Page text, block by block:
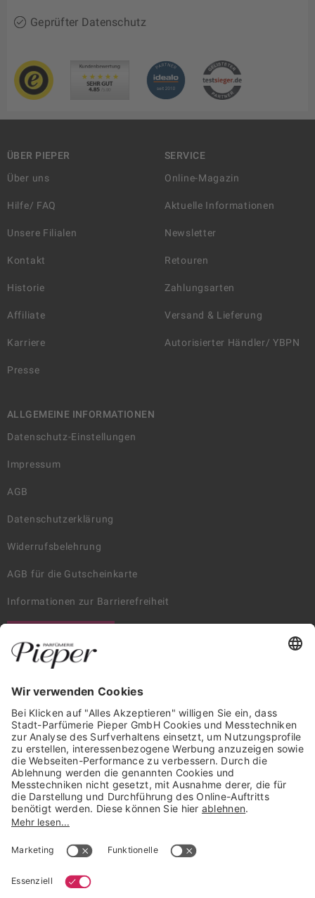
Geprüfter Datenschutz
ÜBER PIEPER
Über uns
Hilfe/ FAQ
Unsere Filialen
Kontakt
Historie
Affiliate
Karriere
Presse
SERVICE
Online-Magazin
Aktuelle Informationen
Newsletter
Retouren
Zahlungsarten
Versand & Lieferung
Autorisierter Händler/ YBPN
ALLGEMEINE INFORMATIONEN
Datenschutz-Einstellungen
Impressum
AGB
Datenschutzerklärung
Widerrufsbelehrung
AGB für die Gutscheinkarte
Informationen zur Barrierefreiheit
Trusted Shops Mitglied seit 2010
* unverbindliche Preisempfehlung der Verbundgruppe beauty alliance